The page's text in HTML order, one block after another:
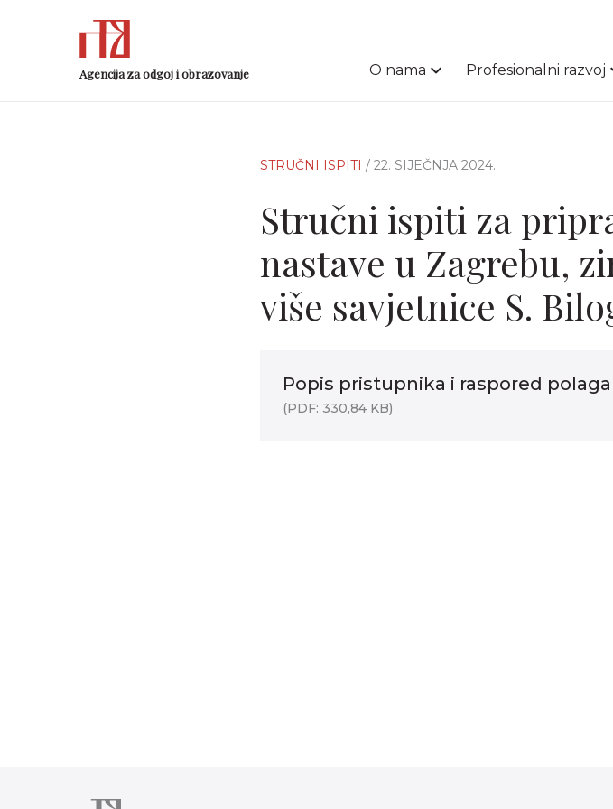
Agencija za odgoj i obrazovanje O nama Profesionalni razvoj
STRUČNI ISPITI / 22. SIJEČNJA 2024.
Stručni ispiti za
nastave u Zagrebu,
više savjetnice S.
Popis pristupnika i raspored
(PDF: 330,84 KB)